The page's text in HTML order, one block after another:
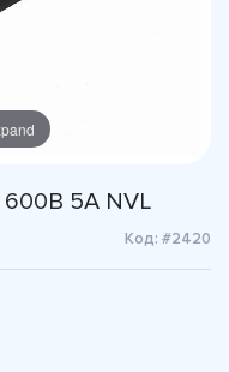
600В 5А NVL
Код: #2420